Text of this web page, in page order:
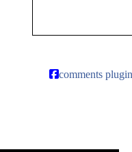
comments plugin